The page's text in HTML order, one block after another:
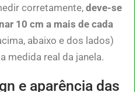
corretamente,deve-se
10 cm a mais de cada
abaixo e dos lados)
medida real da janela.
e aparência das